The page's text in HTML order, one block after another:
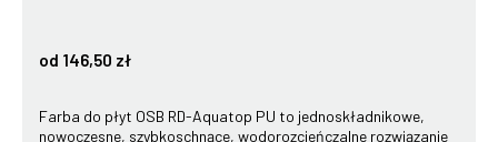
od 146,50 zł
Farba do płyt OSB RD-Aquatop PU to jednoskładnikowe,
nowoczesne, szybkoschnące, wodorozcieńczalne rozwiązanie